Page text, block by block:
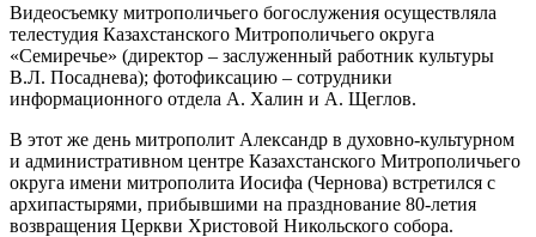
Видеосъемку митрополичьего богослужения осуществляла
телестудия Казахстанского Митрополичьего округа
«Семиречье» (директор – заслуженный работник культуры
В.Л. Посаднева); фотофиксацию – сотрудники
информационного отдела А. Халин и А. Щеглов.
В этот же день митрополит Александр в духовно-культурном
и административном центре Казахстанского Митрополичьего
округа имени митрополита Иосифа (Чернова) встретился с
архипастырями, прибывшими на празднование 80-летия
возвращения Церкви Христовой Никольского собора.